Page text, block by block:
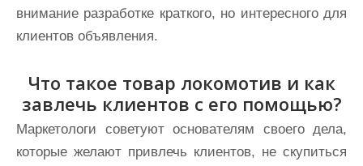
внимание разработке краткого, но интересного для
клиентов объявления.
Что такое товар локомотив и как
завлечь клиентов с его помощью?
Маркетологи советуют основателям своего дела,
которые желают привлечь клиентов, не скупиться